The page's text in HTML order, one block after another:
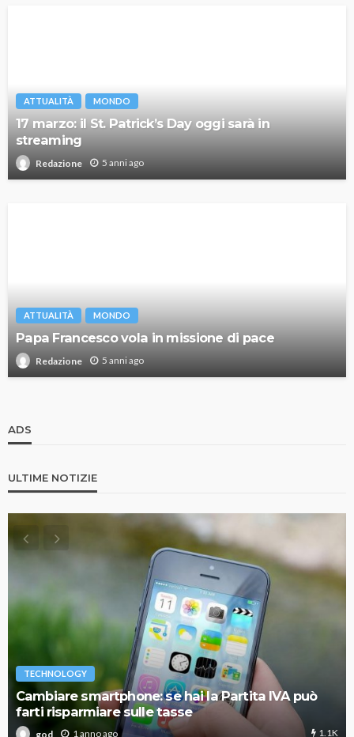
ATTUALITÀ MONDO
17 marzo: il St. Patrick’s Day oggi sarà in
streaming
Redazione 5 anni ago
ATTUALITÀ MONDO
Papa Francesco vola in missione di pace
Redazione 5 anni ago
ADS
ULTIME NOTIZIE
TECHNOLOGY
Cambiare smartphone: se hai la Partita IVA può
farti risparmiare sulle tasse
god 1 anno ago 1.1K